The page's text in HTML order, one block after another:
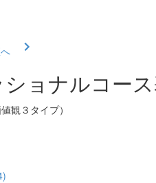
ョナルコー
観３タイプ）